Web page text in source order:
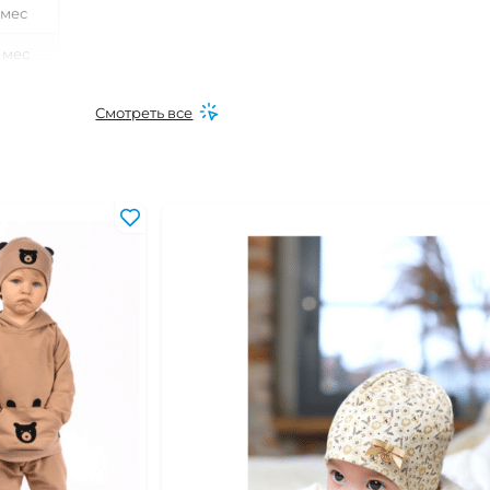
мес
мес
мес
мес
года
Смотреть все